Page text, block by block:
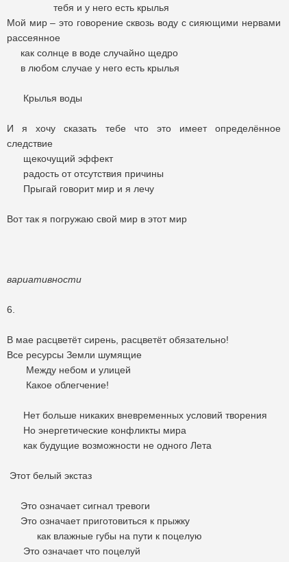
тебя и у него есть крылья
Мой мир – это говорение сквозь воду с сияющими нервами
рассеянное
как солнце в воде случайно щедро
в любом случае у него есть крылья
Крылья воды
И я хочу сказать тебе что это имеет определённое
следствие
щекочущий эффект
радость от отсутствия причины
Прыгай говорит мир и я лечу
Вот так я погружаю свой мир в этот мир
вариативности
6.
В мае расцветёт сирень, расцветёт обязательно!
Все ресурсы Земли шумящие
Между небом и улицей
Какое облегчение!
Нет больше никаких вневременных условий творения
Но энергетические конфликты мира
как будущие возможности не одного Лета
Этот белый экстаз
Это означает сигнал тревоги
Это означает приготовиться к прыжку
как влажные губы на пути к поцелую
Это означает что поцелуй